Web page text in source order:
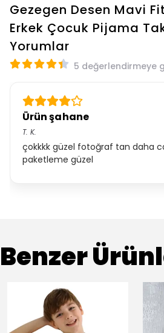
Gezegen Desen Mavi
Erkek Çocuk Pijama
Yorumlar
5 değerlendirmeye
Ürün şahane
T. K.
çokkkk güzel fotoğraf tan daha
paketleme güzel
Benzer